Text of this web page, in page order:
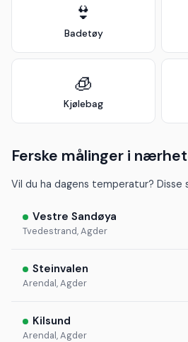
👙
Badetøy
🧊
Kjølebag
Ferske målinger i
Vil du ha dagens temperatur? Disse
Vestre Sandøya
Tvedestrand, Agder
Steinvalen
Arendal, Agder
Kilsund
Arendal, Agder